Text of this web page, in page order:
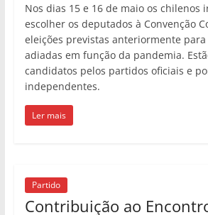
Nos dias 15 e 16 de maio os chilenos
escolher os deputados à Convenção
eleições previstas anteriormente
adiadas em função da pandemia.
candidatos pelos partidos oficiais e
independentes.
Ler mais
Partido
Contribuição ao